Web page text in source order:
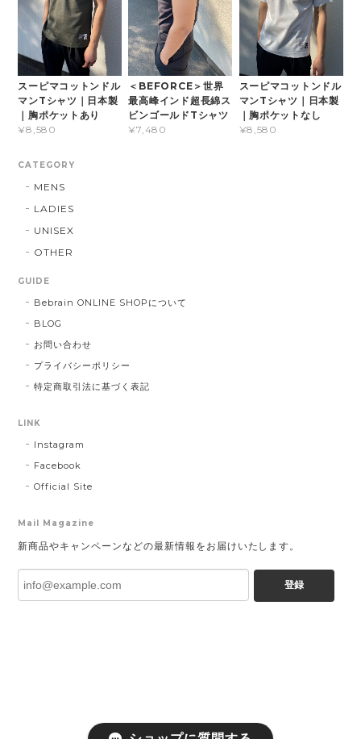
スーピマコットンドル
マンTシャツ｜日本製
｜胸ポケットあり
¥8,580
＜BEFORCE＞世界
最高峰インド超長綿ス
ビンゴールドTシャツ
¥7,480
スーピマコットンドル
マンTシャツ｜日本製
｜胸ポケットなし
¥8,580
CATEGORY
MENS
LADIES
UNISEX
OTHER
GUIDE
Bebrain ONLINE SHOPについて
BLOG
お問い合わせ
プライバシーポリシー
特定商取引法に基づく表記
LINK
Instagram
Facebook
Official Site
Mail Magazine
新商品やキャンペーンなどの最新情報をお届けいたします。
登録